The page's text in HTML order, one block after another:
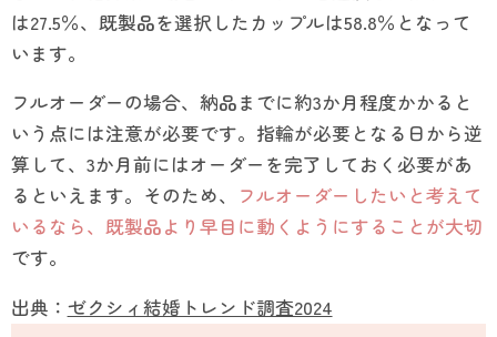
は27.5％、既製品を選択したカップルは58.8％となって
います。
フルオーダーの場合、納品までに約3か月程度かかると
いう点には注意が必要です。指輪が必要となる日から逆
算して、3か月前にはオーダーを完了しておく必要があ
るといえます。そのため、
フルオーダーしたいと考えて
いるなら、既製品より早目に動くようにすることが大切
です。
出典： ゼクシィ結婚トレンド調査2024